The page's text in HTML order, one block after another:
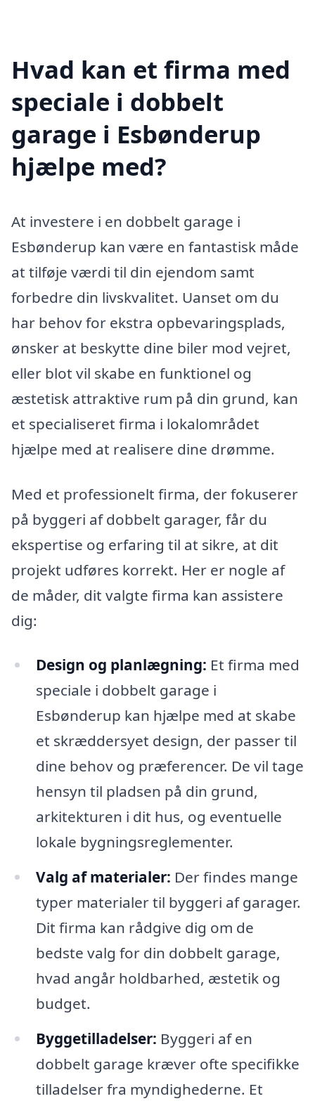
Hvad kan et firma med
speciale i dobbelt
garage i Esbønderup
hjælpe med?
At investere i en dobbelt garage i
Esbønderup kan være en fantastisk måde
at tilføje værdi til din ejendom samt
forbedre din livskvalitet. Uanset om du
har behov for ekstra opbevaringsplads,
ønsker at beskytte dine biler mod vejret,
eller blot vil skabe en funktionel og
æstetisk attraktive rum på din grund, kan
et specialiseret firma i lokalområdet
hjælpe med at realisere dine drømme.
Med et professionelt firma, der fokuserer
på byggeri af dobbelt garager, får du
ekspertise og erfaring til at sikre, at dit
projekt udføres korrekt. Her er nogle af
de måder, dit valgte firma kan assistere
dig:
Design og planlægning: Et firma med
speciale i dobbelt garage i
Esbønderup kan hjælpe med at skabe
et skræddersyet design, der passer til
dine behov og præferencer. De vil tage
hensyn til pladsen på din grund,
arkitekturen i dit hus, og eventuelle
lokale bygningsreglementer.
Valg af materialer: Der findes mange
typer materialer til byggeri af garager.
Dit firma kan rådgive dig om de
bedste valg for din dobbelt garage,
hvad angår holdbarhed, æstetik og
budget.
Byggetilladelser: Byggeri af en
dobbelt garage kræver ofte specifikke
tilladelser fra myndighederne. Et